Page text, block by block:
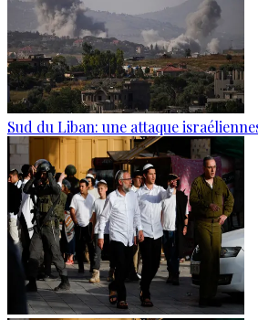
Sud du Liban: une attaque